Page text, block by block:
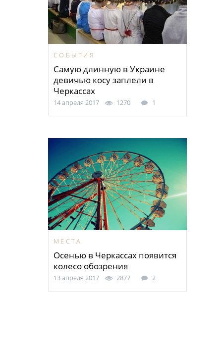
СОБЫТИЯ
Самую длинную в Украине
девичью косу заплели в
Черкассах
14 апреля 2017 1270 1
МЕСТА
Осенью в Черкассах появится
колесо обозрения
13 апреля 2017 2877 2